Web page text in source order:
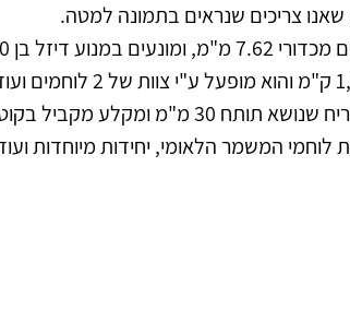
שאנו צריכים שנראים בתמונה למטה.
מקביל בקוטר 7.62 מ"מ.
המשמר הלאומי, יחידות מיוחדות